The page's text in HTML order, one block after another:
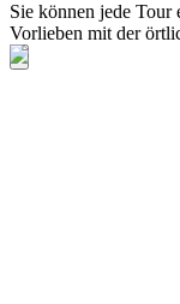
Sie können jede Tour
Vorlieben mit der